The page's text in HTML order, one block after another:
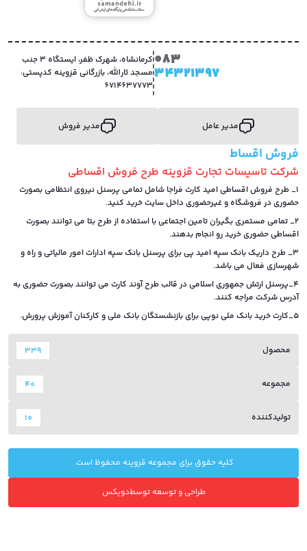
083
34321397
کرمانشاه، شهرک ظفر، ایستگاه 3 جنب
مسجد ثارالله، بازرگانی قزوینه کدپستی:
6714637773
مدیر عامل مدیر فروش
فروش اقساط
شرکت تاسیسات تجارت قزوینه طرح فروش اقساطی
1_ طرح فروش اقساطی امید کارت فراجا شامل تمامی پرسنل نیروی انتظامی بصورت
حضوری در فروشگاه و غیرحضوری داخل سایت خرید کنید.
2_ تمامی مستمری بگیران تامین اجتماعی با استفاده از طرح بتا می توانند بصورت
اقساطی حضوری خرید رو انجام بدهند.
3_ طرح داریک بانک سپه امید پی برای پرسنل بانک سپه ادارات امور مالیاتی و راه و
شهرسازی فعال می باشد.
4_پرسنل ارتش جمهوری اسلامی در قالب طرح آوند کارت می توانند بصورت حضوری به
آدرس شرکت مراجه کنند.
5_کارت خرید بانک ملی نوپی برای بازنشستگان بانک ملی و کارکنان آموزش پرورش.
339 محصول
40 مجموعه
10 تولیدکننده
کلیه حقوق برای مجموعه قزوینه محفوظ است.
طراحی و توسعه توسطدویکس